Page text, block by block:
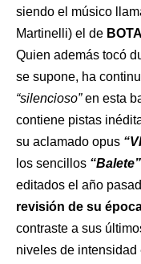
siendo el músico
Martinelli) el de
Quien además tocó
se supone, ha
“silencioso”en esta
contiene pistas
su aclamado opus
los sencillos “Balete”
editados el año
revisión de su
contraste a sus
niveles de